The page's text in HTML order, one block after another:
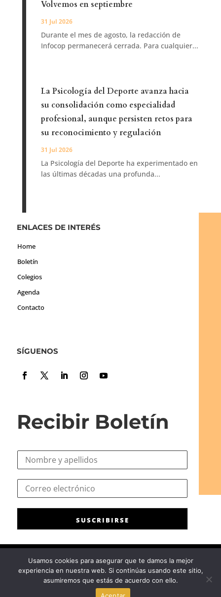
Volvemos en septiembre
31 Jul 2026
Durante el mes de agosto, la redacción de
Infocop permanecerá cerrada. Para cualquier...
La Psicología del Deporte avanza hacia
su consolidación como especialidad
profesional, aunque persisten retos para
su reconocimiento y regulación
31 Jul 2026
La Psicología del Deporte ha experimentado en
las últimas décadas una profunda...
ENLACES DE INTERÉS
Home
Boletín
Colegios
Agenda
Contacto
SÍGUENOS
Recibir Boletín
N
r
C
r
r
o
o
r
C
o
e
c
SUSCRIBIRSE
Consejo General de la Psicología de España|Privacidad|Aviso
Legal| Política de cookies
Usamos cookies para asegurar que te damos la mejor
experiencia en nuestra web. Si continúas usando este sitio,
asumiremos que estás de acuerdo con ello.
Aceptar